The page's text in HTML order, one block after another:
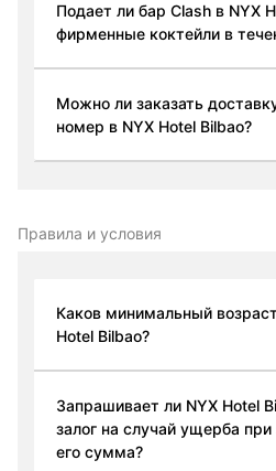
Подает ли бар Clash в NYX
фирменные коктейли в
Можно ли заказать
номер в NYX Hotel Bilbao?
Правила и условия
Каков минимальный
Hotel Bilbao?
Запрашивает ли NYX Hotel
залог на случай ущерба при
его сумма?